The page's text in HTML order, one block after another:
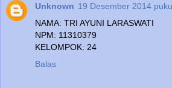
Unknown 19 Desember 2014
NAMA: TRI AYUNI LARASWATI
NPM: 11310379
KELOMPOK: 24
Balas